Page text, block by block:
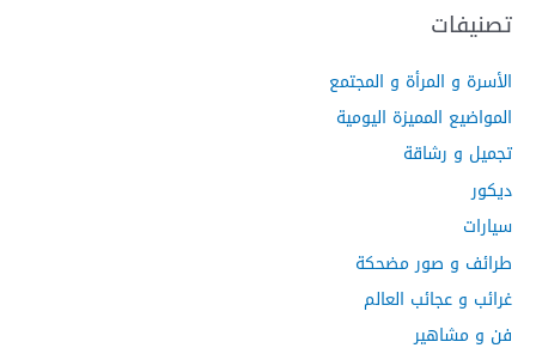
ح
ع
ن
:
تصنيفات
الأسرة و المرأة و المجتمع
المواضيع المميزة اليومية
تجميل و رشاقة
ديكور
سيارات
طرائف و صور مضحكة
غرائب و عجائب العالم
فن و مشاهير